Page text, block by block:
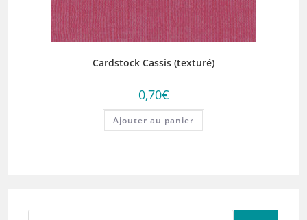
Cardstock Cassis (texturé)
0,70€
Ajouter au panier